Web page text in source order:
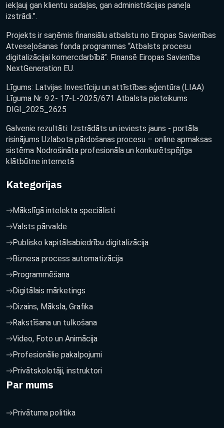
iekļauj gan klientu sadaļas, gan administrācijas paneļa
izstrādi.”.
Projekts ir saņēmis finansiālu atbalstu no Eiropas Savienības
Atveseļošanas fonda programmas “Atbalsts procesu
digitalizācijai komercdarbībā”. Finansē Eiropas Savienība
NextGeneration EU.
Līgums: Latvijas Investīciju un attīstības aģentūra (LIAA)
Līguma Nr. 9.2- 17-L-2025/671 Atbalsta pieteikums
DIGI_2025_2625
Galvenie rezultāti: Izstrādāts un ieviests jauns - portāla
risinājums Uzlabota pārdošanas procesu – online apmaksas
sistēma Nodrošināta profesionāla un konkurētspējīga
klātbūtne internetā
Kategorijas
Mākslīgā intelekta speciālisti
Valsts pārvalde
Publisko kapitālsabiedrību digitalizācija
Biznesa process automatizācija
Programmēšana
Digitālais mārketings
Dizains, Māksla, Grafika
Rakstīšana un tulkošana
Video, Foto un Animācija
Profesionālie pakalpojumi
Privātskolotāji, instruktori
Par mums
Privātuma politika